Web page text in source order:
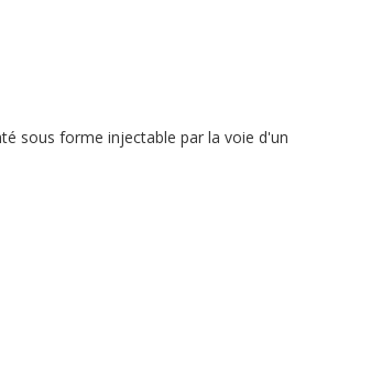
sous forme injectable par la voie d'un